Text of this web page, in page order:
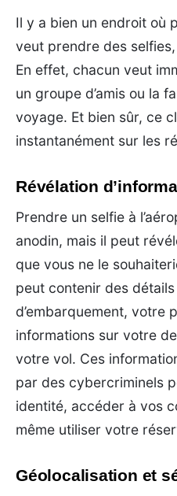
Il y a bien un endroit où
veut prendre des
En effet, chacun veut
un groupe d’amis ou la
voyage. Et bien sûr, ce
instantanément sur les
Révélation
Prendre un selfie à
anodin, mais il peut
que vous ne le
peut contenir des
d’embarquement, votre
informations sur votre
votre vol. Ces
par des cybercriminels
identité, accéder à vos
même utiliser votre
Géolocalisation et